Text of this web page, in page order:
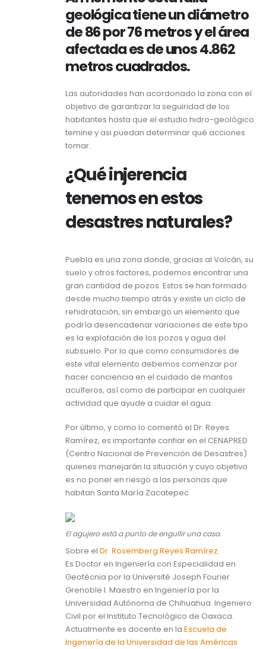
geológica tiene un diámetro
de 86 por 76 metros y el área
afectada es de unos 4.862
metros cuadrados.
Las autoridades han acordonado la zona con el
objetivo de garantizar la seguiridad de los
habitantes hasta que el estudio hidro-geológico
temine y asi puedan determinar qué acciones
tomar.
¿Qué injerencia
tenemos en estos
desastres naturales?
Puebla es una zona donde, gracias al Volcán, su
suelo y otros factores, podemos encontrar una
gran cantidad de pozos. Estos se han formado
desde mucho tiempo atrás y existe un ciclo de
rehidratación, sin embargo un elemento que
podría desencadenar variaciones de este tipo
es la explotación de los pozos y agua del
subsuelo. Por lo que como consumidores de
este vital elemento debemos comenzar por
hacer conciencia en el cuidado de mantos
acuíferos, así como de participar en cualquier
actividad que ayude a cuidar el agua.
Por último, y como lo comentó el Dr. Reyes
Ramírez, es importante confiar en el CENAPRED
(Centro Nacional de Prevención de Desastres)
quienes manejarán la situación y cuyo objetivo
es no poner en riesgo a las personas que
habitan Santa María Zacatepec.
El agujero está a punto de engullir una casa.
Sobre el Dr. Rosemberg Reyes Ramírez.
Es Doctor en Ingeniería con Especialidad en
Geotécnia por la Université Joseph Fourier
Grenoble I. Maestro en Ingeniería por la
Universidad Autónoma de Chihuahua. Ingeniero
Civil por el Instituto Tecnológico de Oaxaca.
Actualmente es docente en la Escuela de
Ingenería de la Universidad de las Américas